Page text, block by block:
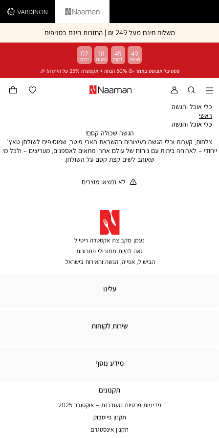
Vardinon Naaman
משלוח חינם מעל 249 ₪ | החזרות חינם בסניפים
פסטיבל אוגוסט באתר 🥳 50% הנחה + אקסטרה 25% על היתרה! 🎉
02 18 45 49
כלי אוכל והגשה
ראשי
כלי אוכל והגשהכלי
והגשה
הגשה שכולה קסם!
צלחות, קערות וכלי הגשה בעיצובים בהשראת הארי פוטר, שמוסיפים לשולחן טאץ’
ייחודי – לארוחה ביתית עם ניחוח של עולם אחר. מתאים לאספנים, מעריצים – ולכל מי
שאוהב לשים קצת קסם על השולחן.
לא נמצאו מוצרים
נעמן מקבוצת אקסטרה ריטייל
גאה להיות ממובילי פתרונות
הבישול, אפייה, הגשה והאירוח בישראל.
עלינו
שירות לקוחות
מידע
מידע נוסף
תקנונים
מדיניות פרטיות מעודכנת – אוקטובר 2025
תקנון פייסבוק
תקנון אינסטגרם